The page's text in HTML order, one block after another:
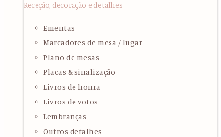
Receção, decoração e detalhes
Ementas
Marcadores de mesa / lugar
Plano de mesas
Placas & sinalização
Livros de honra
Livros de votos
Lembranças
Outros detalhes